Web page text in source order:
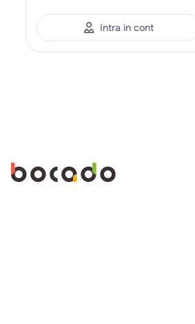
Intra in cont